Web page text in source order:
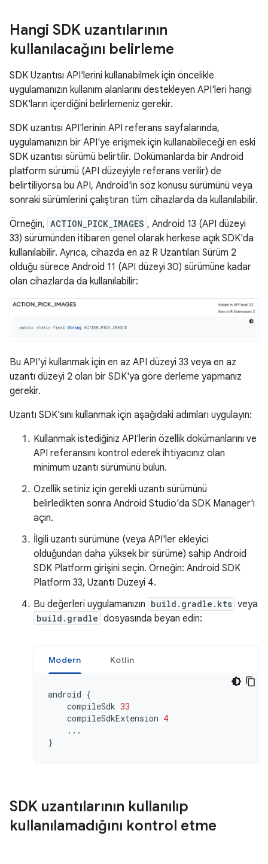
Hangi SDK uzantılarının
kullanılacağını belirleme
SDK Uzantısı API'lerini kullanabilmek için öncelikle
uygulamanızın kullanım alanlarını destekleyen API'leri hangi
SDK'ların içerdiğini belirlemeniz gerekir.
SDK uzantısı API'lerinin API referans sayfalarında,
uygulamanızın bir API'ye erişmek için kullanabileceği en eski
SDK uzantısı sürümü belirtilir. Dokümanlarda bir Android
platform sürümü (API düzeyiyle referans verilir) de
belirtiliyorsa bu API, Android'in söz konusu sürümünü veya
sonraki sürümlerini çalıştıran tüm cihazlarda da kullanılabilir.
Örneğin, ACTION_PICK_IMAGES , Android 13 (API düzeyi
33) sürümünden itibaren genel olarak herkese açık SDK'da
kullanılabilir. Ayrıca, cihazda en az R Uzantıları Sürüm 2
olduğu sürece Android 11 (API düzeyi 30) sürümüne kadar
olan cihazlarda da kullanılabilir:
Bu API'yi kullanmak için en az API düzeyi 33 veya en az
uzantı düzeyi 2 olan bir SDK'ya göre derleme yapmanız
gerekir.
Uzantı SDK'sını kullanmak için aşağıdaki adımları uygulayın:
Kullanmak istediğiniz API'lerin özellik dokümanlarını ve
API referansını kontrol ederek ihtiyacınız olan
minimum uzantı sürümünü bulun.
Özellik setiniz için gerekli uzantı sürümünü
belirledikten sonra Android Studio'da SDK Manager'ı
açın.
İlgili uzantı sürümüne (veya API'ler ekleyici
olduğundan daha yüksek bir sürüme) sahip Android
SDK Platform girişini seçin. Örneğin: Android SDK
Platform 33, Uzantı Düzeyi 4.
Bu değerleri uygulamanızın build.gradle.kts veya
build.gradle dosyasında beyan edin:
Modern Kotlin
android {
compileSdk 33
compileSdkExtension 4
...
}
SDK uzantılarının kullanılıp
kullanılamadığını kontrol etme